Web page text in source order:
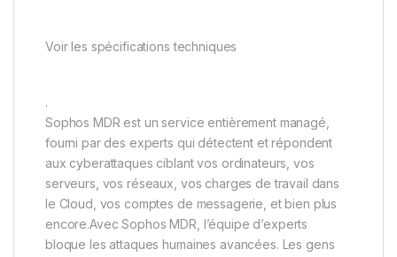
Voir les spécifications techniques
.
Sophos MDR est un service entièrement managé,
fourni par des experts qui détectent et répondent
aux cyberattaques ciblant vos ordinateurs, vos
serveurs, vos réseaux, vos charges de travail dans
le Cloud, vos comptes de messagerie, et bien plus
encore.Avec Sophos MDR, l’équipe d’experts
bloque les attaques humaines avancées. Les gens